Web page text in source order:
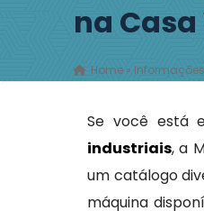
na
Home » Informações
Se você está
industriais, a
um catálogo
máquina